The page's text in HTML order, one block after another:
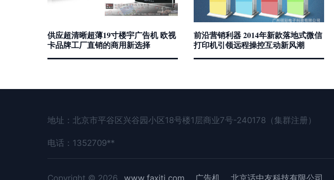
供应超清晰超薄19寸楼宇广告机 欧视
卡品牌工厂直销的商用新选择
前沿营销利器 2014年新款落地式微信
打印机引领远程操控互动新风潮
地址：北京市平谷区兴谷园小区18号楼1层商业7号-240178（集群注册）
电话：1352709**